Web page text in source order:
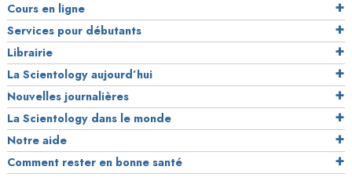
Cours en ligne
Services pour débutants
Librairie
La Scientology aujourd’hui
Nouvelles journalières
La Scientology dans le monde
Notre aide
Comment rester en bonne santé